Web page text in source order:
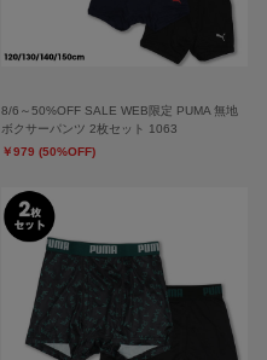
8/6～50%OFF SALE WEB限定 PUMA 無地
ボクサーパンツ 2枚セット 1063
￥979 (50%OFF)